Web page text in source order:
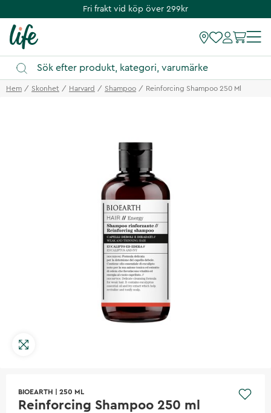
Fri frakt vid köp över 299kr
Hem Skonhet Harvard Shampoo Reinforcing Shampoo 250 Ml
BIOEARTH 250 ML
Reinforcing Shampoo 250 ml